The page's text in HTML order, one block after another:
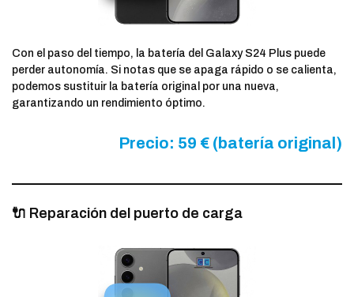
Con el paso del tiempo, la batería del Galaxy S24 Plus puede
perder autonomía. Si notas que se apaga rápido o se calienta,
podemos sustituir la batería original por una nueva,
garantizando un rendimiento óptimo.
Precio: 59 € (batería original)
🔌 Reparación del puerto de carga